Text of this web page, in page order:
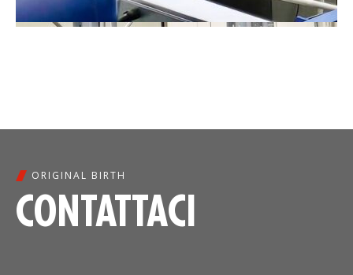
ORIGINAL BIRTH
CONTATTACI